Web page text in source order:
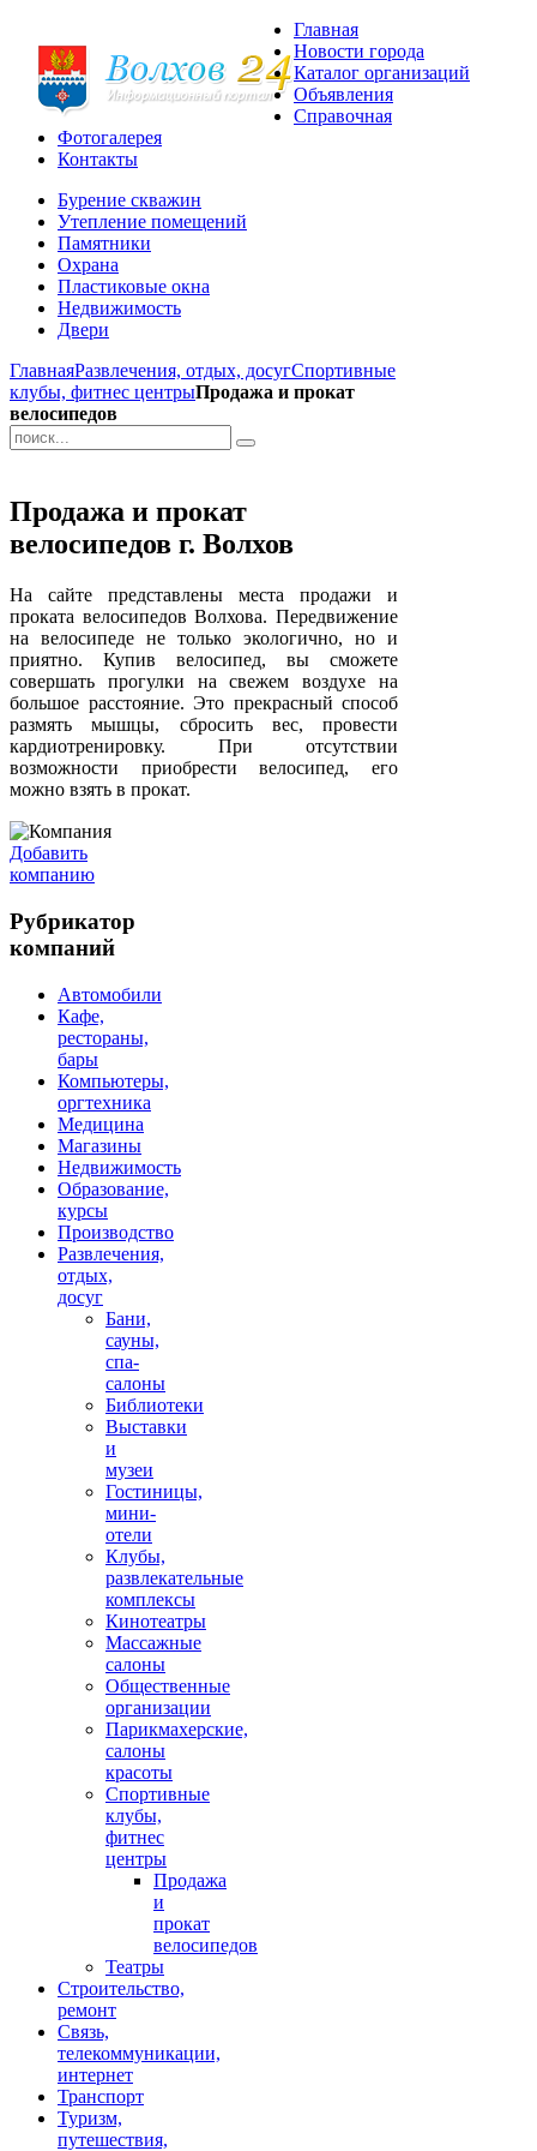
Главная
Новости города
Каталог организаций
Объявления
Справочная
Фотогалерея
Контакты
Бурение скважин
Утепление помещений
Памятники
Охрана
Пластиковые окна
Недвижимость
Двери
ГлавнаяРазвлечения, отдых, досугСпортивные
клубы, фитнес центрыПродажа и прокат
велосипедов
Продажа и прокат
велосипедов г. Волхов
На сайте представлены места продажи и
проката велосипедов Волхова. Передвижение
на велосипеде не только экологично, но и
приятно. Купив велосипед, вы сможете
совершать прогулки на свежем воздухе на
большое расстояние. Это прекрасный способ
размять мышцы, сбросить вес, провести
кардиотренировку. При отсутствии
возможности приобрести велосипед, его
можно взять в прокат.
Добавить
компанию
Рубрикатор
компаний
Автомобили
Кафе,
рестораны,
бары
Компьютеры,
оргтехника
Медицина
Магазины
Недвижимость
Образование,
курсы
Производство
Развлечения,
отдых,
досуг
Бани,
сауны,
спа-
салоны
Библиотеки
Выставки
и
музеи
Гостиницы,
мини-
отели
Клубы,
развлекательные
комплексы
Кинотеатры
Массажные
салоны
Общественные
организации
Парикмахерские,
салоны
красоты
Спортивные
клубы,
фитнес
центры
Продажа
и
прокат
велосипедов
Театры
Строительство,
ремонт
Связь,
телекоммуникации,
интернет
Транспорт
Туризм,
путешествия,